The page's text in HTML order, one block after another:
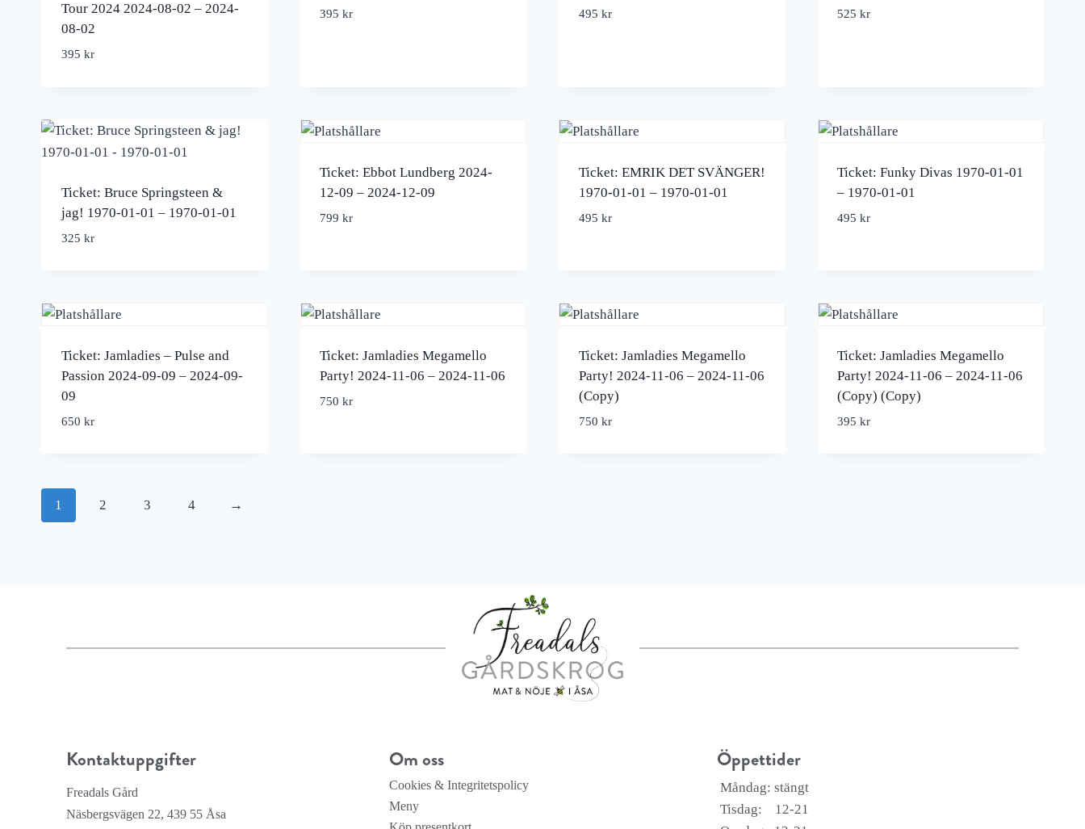
Tour 2024 2024-08-02 – 2024-
08-02
395 kr
395 kr 495 kr 525 kr
Ticket: Bruce Springsteen &
jag! 1970-01-01 – 1970-01-01
325 kr
Ticket: Ebbot Lundberg 2024-
12-09 – 2024-12-09
799 kr
Ticket: EMRIK DET SVÄNGER!
1970-01-01 – 1970-01-01
495 kr
Ticket: Funky Divas 1970-01-01
– 1970-01-01
495 kr
Ticket: Jamladies – Pulse and
Passion 2024-09-09 – 2024-09-
09
650 kr
Ticket: Jamladies Megamello
Party! 2024-11-06 – 2024-11-06
750 kr
Ticket: Jamladies Megamello
Party! 2024-11-06 – 2024-11-06
(Copy)
750 kr
Ticket: Jamladies Megamello
Party! 2024-11-06 – 2024-11-06
(Copy) (Copy)
395 kr
1 2 3 4 →
Kontaktuppgifter
Freadals Gård
Näsbergsvägen 22, 439 55 Åsa
Om oss
Cookies & Integritetspolicy
Meny
Öppettider
Måndag: stängt
Tisdag: 12-21